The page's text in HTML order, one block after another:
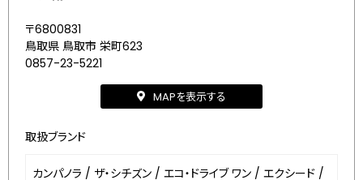
〒6800831
鳥取県 鳥取市 栄町623
0857-23-5221
MAPを表示する
取扱ブランド
カンパノラ / ザ・シチズン / エコ・ドライブ ワン / エクシード /